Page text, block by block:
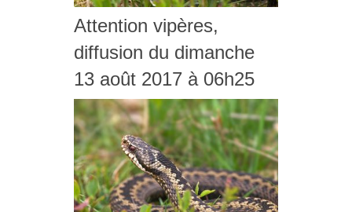
Attention vipères,
diffusion du dimanche
13 août 2017 à 06h25